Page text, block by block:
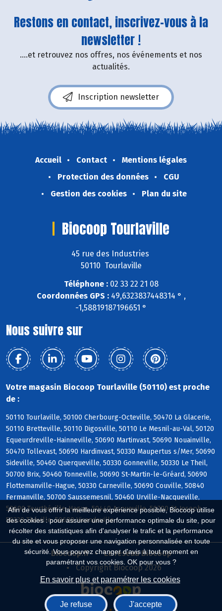
Afin de vous offrir la meilleure expérience possible, Biocoop utilise
des cookies : pour assurer une performance optimale du site, pour
récolter des statistiques afin d'analyser le trafic et la performance
du site et vous proposer une navigation personnalisée en toute
sécurité. Vous pouvez changer d'avis à tout moment en
paramétrant vos cookies. OK pour vous ?
En savoir plus et paramétrer les cookies
Je refuse J'accepte
Restons en contact, inscrivez-vous à la
newsletter !
....et retrouvez nos offres, nos événements et nos
actualités.
Inscription newsletter
Accueil Contact
Mentions légales
Protection des données
CGU
Gestion des cookies
Plan du site
Biocoop Tourlaville
45 rue des Industries
50110 Tourlaville
Téléphone :02 33 22 21 08
Coordonnées GPS :49,6323837448314 ° ,
-1,58819187196651 °
Nous suivre sur
Votre magasin Biocoop Tourlaville (50110) est proche
de :
50110 Tourlaville, 50100 Cherbourg-Octeville, 50470 La Glacerie,
50110 Bretteville, 50110 Digosville, 50110 Le Mesnil-au-Val, 50120
Equeurdreville-Hainneville, 50690 Martinvast, 50690 Nouainville,
50470 Tollevast, 50690 Hardinvast, 50330 Maupertus s/Mer, 50690
Sideville, 50460 Querqueville, 50330 Gonneville, 50330 Le Theil,
50700 Brix, 50460 Tonneville, 50690 St-Martin-le-Gréard, 50690
Flottemanville-Hague, 50330 Carneville, 50690 Couville, 50840
Fermanville, 50700 Saussemesnil, 50460 Urville-Nacqueville,
50690 Teurthéville-Hague, 50440 Acqueville, 50700 St-Joseph,
50330 Théville, 50690 Virandeville
Biocoop.fr
Le réseau Biocoop
Copyright Biocoop 2026